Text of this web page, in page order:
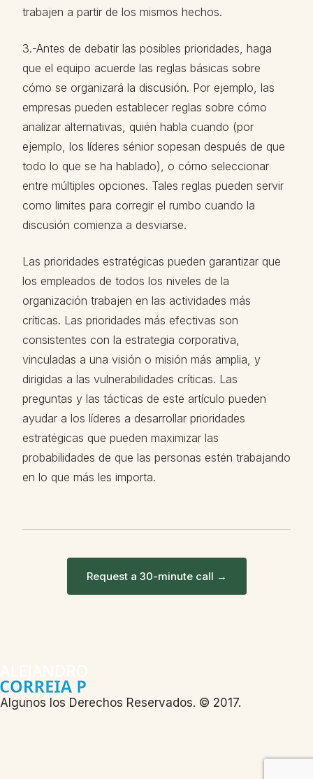
trabajen a partir de los mismos hechos.
3.-Antes de debatir las posibles prioridades, haga
que el equipo acuerde las reglas básicas sobre
cómo se organizará la discusión. Por ejemplo, las
empresas pueden establecer reglas sobre cómo
analizar alternativas, quién habla cuando (por
ejemplo, los líderes sénior sopesan después de que
todo lo que se ha hablado), o cómo seleccionar
entre múltiples opciones. Tales reglas pueden servir
como limites para corregir el rumbo cuando la
discusión comienza a desviarse.
Las prioridades estratégicas pueden garantizar que
los empleados de todos los niveles de la
organización trabajen en las actividades más
críticas. Las prioridades más efectivas son
consistentes con la estrategia corporativa,
vinculadas a una visión o misión más amplia, y
dirigidas a las vulnerabilidades críticas. Las
preguntas y las tácticas de este artículo pueden
ayudar a los líderes a desarrollar prioridades
estratégicas que pueden maximizar las
probabilidades de que las personas estén trabajando
en lo que más les importa.
Request a 30-minute call →
Algunos los Derechos Reservados. © 2017.